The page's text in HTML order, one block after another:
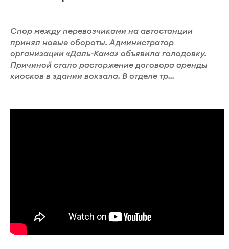
Спор между перевозчиками на автостанции
принял новые обороты. Администратор
организации «Даль-Кама» объявила голодовку.
Причиной стало расторжение договора аренды
киосков в здании вокзала. В отделе тр...